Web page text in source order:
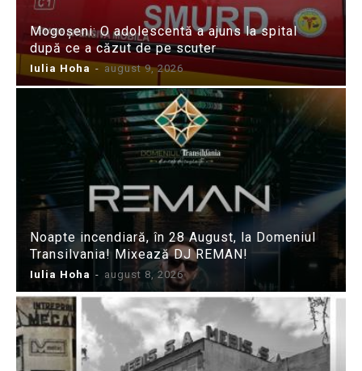
Mogoșeni: O adolescentă a ajuns la spital
după ce a căzut de pe scuter
Iulia Hoha - august 9, 2026
Noapte incendiară, în 28 August, la Domeniul
Transilvania! Mixează DJ REMAN!
Iulia Hoha - august 8, 2026